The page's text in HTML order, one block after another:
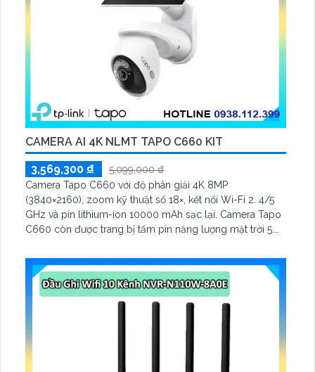
CAMERA AI 4K NLMT TAPO C660 KIT
3,569,300 ₫
5,099,000 ₫
Camera Tapo C660 với độ phân giải 4K 8MP
(3840×2160), zoom kỹ thuật số 18×, kết nối Wi-Fi 2. 4/5
GHz và pin lithium-ion 10000 mAh sạc lại. Camera Tapo
C660 còn được trang bị tấm pin năng lượng mặt trời 5.
tiện, lưu trữ thẻ microSD tối đa 512 GB